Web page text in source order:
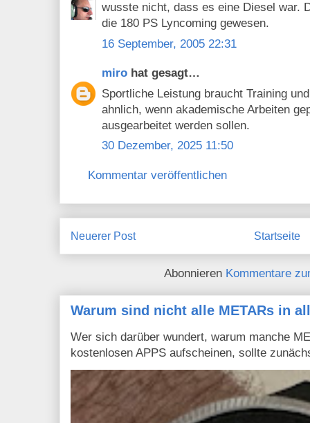
wusste nicht, dass es eine Diesel war.
die 180 PS Lyncoming gewesen.
16 September, 2005 22:31
miro hat gesagt…
Sportliche Leistung braucht Training
ahnlich, wenn akademische Arbeiten
ausgearbeitet werden sollen.
30 Dezember, 2025 11:50
Kommentar veröffentlichen
Neuerer Post Startseite
Abonnieren Kommentare
Warum sind nicht alle METARs in
Wer sich darüber wundert, warum manche
kostenlosen APPS aufscheinen, sollte